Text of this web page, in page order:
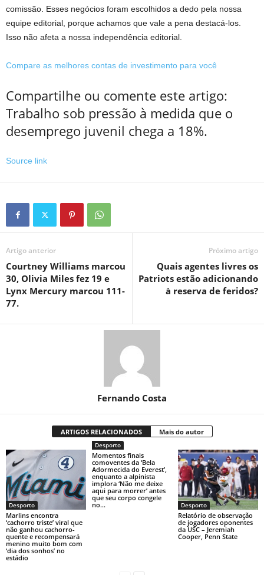
comissão. Esses negócios foram escolhidos a dedo pela nossa
equipe editorial, porque achamos que vale a pena destacá-los.
Isso não afeta a nossa independência editorial.
Compare as melhores contas de investimento para você
Compartilhe ou comente este artigo:
Trabalho sob pressão à medida que o
desemprego juvenil chega a 18%.
Source link
Artigo anterior
Courtney Williams marcou
30, Olivia Miles fez 19 e
Lynx Mercury marcou 111-
77.
Próximo artigo
Quais agentes livres os
Patriots estão adicionando
à reserva de feridos?
Fernando Costa
ARTIGOS RELACIONADOS Mais do autor
Desporto
Marlins encontra
‘cachorro triste’ viral que
não ganhou cachorro-
quente e recompensará
menino muito bom com
‘dia dos sonhos’ no
estádio
Desporto
Momentos finais
comoventes da ‘Bela
Adormecida do Everest’,
enquanto a alpinista
implora ‘Não me deixe
aqui para morrer’ antes
que seu corpo congele
no...
Desporto
Relatório de observação
de jogadores oponentes
da USC – Jeremiah
Cooper, Penn State